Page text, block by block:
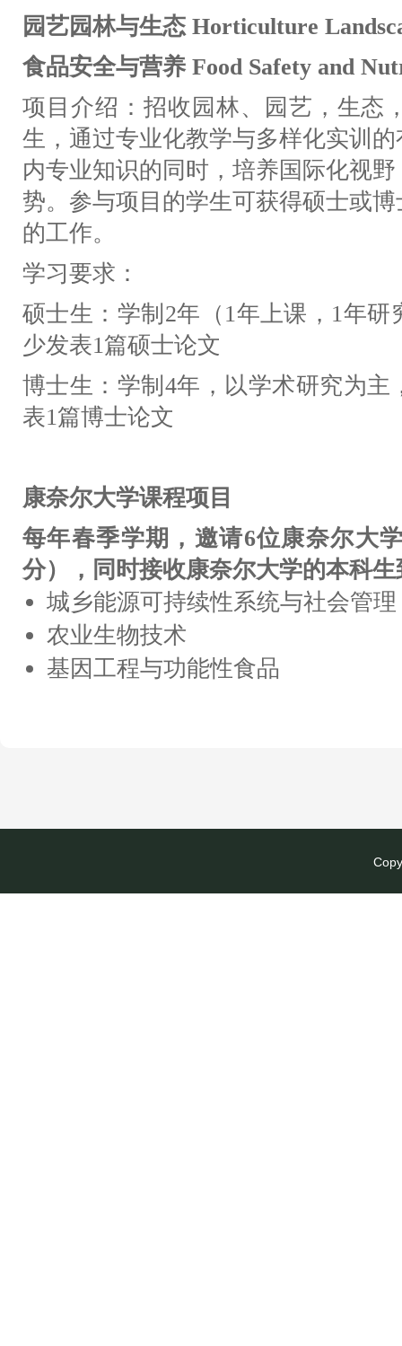
园艺园林与生态 Horticulture
食品安全与营养 Food Safety and
项目介绍：招收园林、园艺，生态
生，通过专业化教学与多样化实训
内专业知识的同时，培养国际化视
势。参与项目的学生可获得硕士或
的工作。
学习要求：
硕士生：学制2年（ 1年上课， 1年研
少发表1篇硕士论文
博士生：学制4年，以学术研究为主
表1篇博士论文
康奈尔大学课程项目
每年春季学期，邀请6位康奈尔大
分），同时接收康奈尔大学的本科
城乡能源可持续性系统与社会管理
农业生物技术
基因工程与功能性食品